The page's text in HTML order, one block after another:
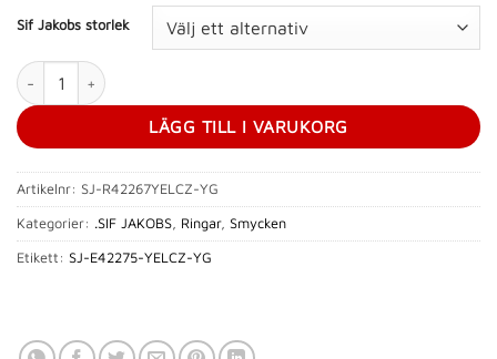
Sif Jakobs storlek
RING ROCCANOVA X-GRANDE - 18K GULDPLÄTERING MED GUL
LÄGG TILL I VARUKORG
Artikelnr: SJ-R42267YELCZ-YG
Kategorier: .SIF JAKOBS, Ringar, Smycken
Etikett: SJ-E42275-YELCZ-YG